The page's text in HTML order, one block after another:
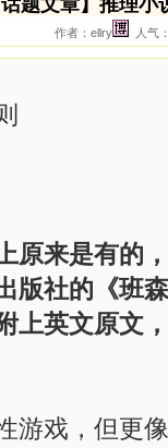
话题文章】推理
作者：ellry 人气
原来是有的
版社的《班
上英文原文
游戏，但更